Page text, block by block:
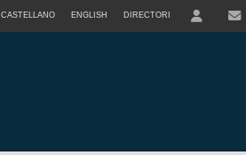
CASTELLANO ENGLISH DIRECTORI